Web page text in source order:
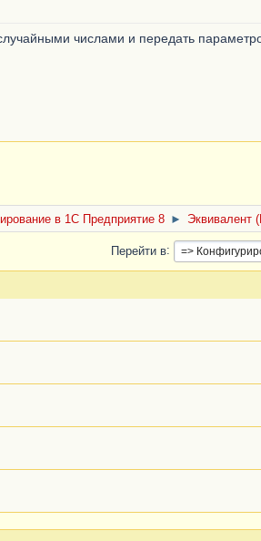
числами и передать
в 1С Предприятие 8 ► Эквивалент
Перейти в